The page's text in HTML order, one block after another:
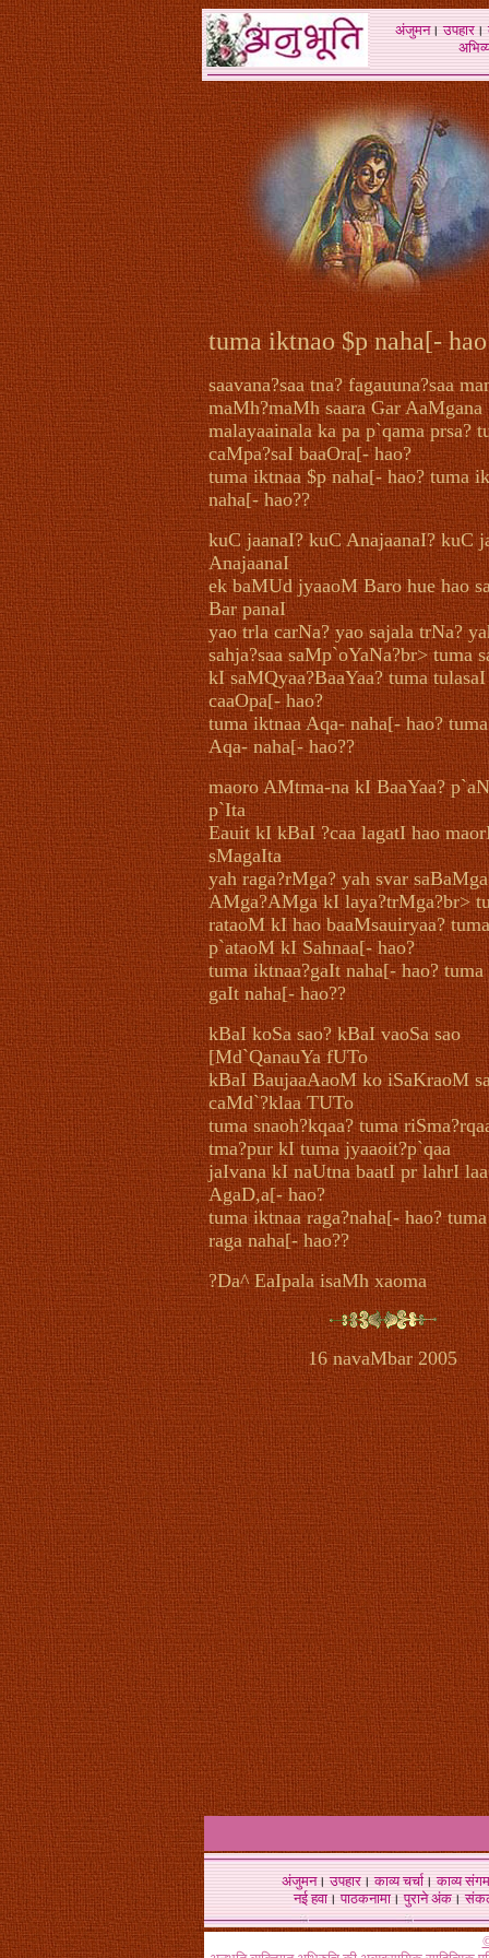
अंजुमन।उपहार।
tuma iktnao $p naha[- hao
saavana?saa tna? fagauuna?saa
maMh?maMh saara Gar AaMgana
malayaainala ka pa p`qama prsa?
caMpa?saI baaOra[- hao?
tuma iktnaa $p naha[- hao? tuma
naha[- hao??
kuC jaanaI? kuC AnajaanaI? kuC
AnajaanaI
ek baMUd jyaaoM Baro hue hao
Bar panaI
yao trla carNa? yao sajala trNa?
sahja?saa saMp`oYaNa?br> tuma
kI saMQyaa?BaaYaa? tuma
caaOpa[- hao?
tuma iktnaa Aqa- naha[- hao?
Aqa- naha[- hao??
maoro AMtma-na kI BaaYaa?
p`Ita
Eauit kI kBaI ?caa lagatI hao
sMagaIta
yah raga?rMga? yah svar
AMga?AMga kI laya?trMga?br>
rataoM kI hao baaMsauiryaa? tuma
p`ataoM kI Sahnaa[- hao?
tuma iktnaa?gaIt naha[- hao?
gaIt naha[- hao??
kBaI koSa sao? kBaI vaoSa sao
[Md`QanauYa fUTo
kBaI BaujaaAaoM ko iSaKraoM
caMd`?klaa TUTo
tuma snaoh?kqaa? tuma
tma?pur kI tuma jyaaoit?p`qaa
jaIvana kI naUtna baatI pr lahrI
AgaD,a[- hao?
tuma iktnaa raga?naha[- hao?
raga naha[- hao??
?Da^ EaIpala isaMh xaoma
16 navaMbar 2005
अंजुमन।उपहार।काव्य चर्चा।काव्य संगम
नई हवा। पाठकनामा। पुराने अंक।